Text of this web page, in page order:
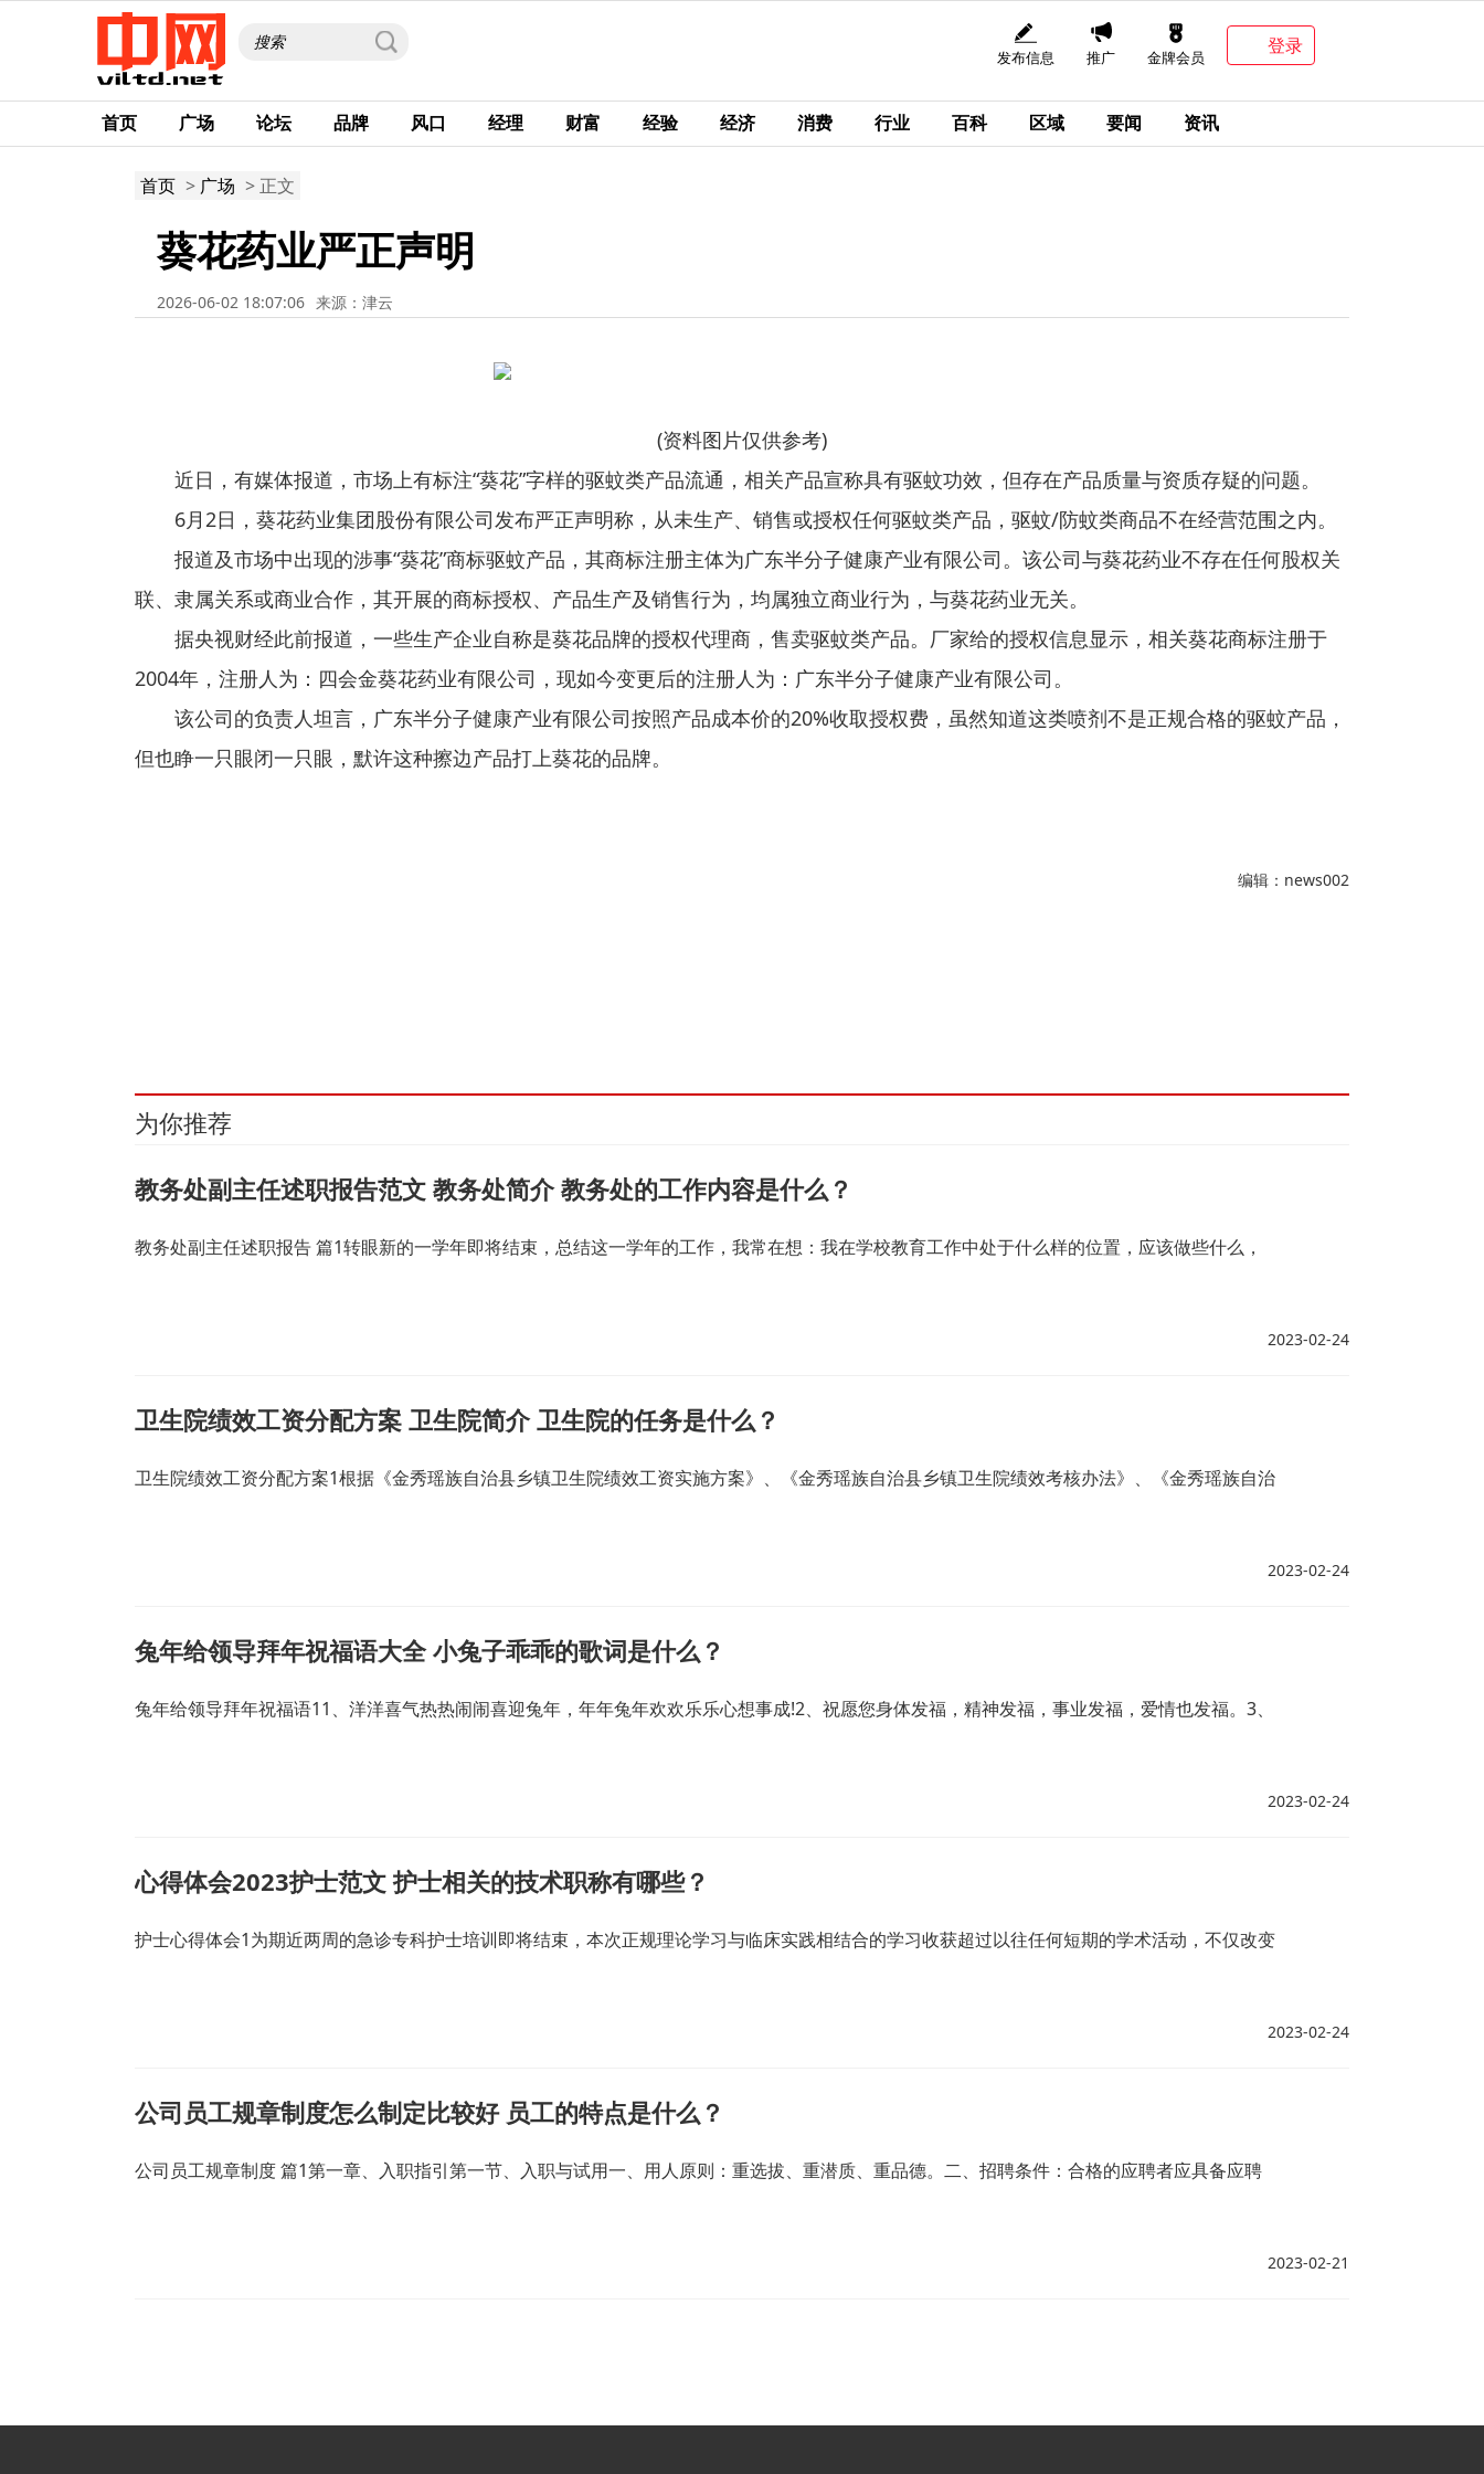
发布信息 推广 金牌会员
登录
首页 广场 论坛 品牌 风口 经理 财富 经验 经济 消费 行业 百科 区域 要闻 资讯
首页 > 广场 > 正文
葵花药业严正声明
2026-06-02 18:07:06 来源：津云
(资料图片仅供参考)
近日，有媒体报道，市场上有标注“葵花”字样的驱蚊类产品流通，相关产品宣称具有驱蚊功效，但存在产品质量与资质存疑的问题。
6月2日，葵花药业集团股份有限公司发布严正声明称，从未生产、销售或授权任何驱蚊类产品，驱蚊/防蚊类商品不在经营范围之内。
报道及市场中出现的涉事“葵花”商标驱蚊产品，其商标注册主体为广东半分子健康产业有限公司。该公司与葵花药业不存在任何股权关
联、隶属关系或商业合作，其开展的商标授权、产品生产及销售行为，均属独立商业行为，与葵花药业无关。
据央视财经此前报道，一些生产企业自称是葵花品牌的授权代理商，售卖驱蚊类产品。厂家给的授权信息显示，相关葵花商标注册于
2004年，注册人为：四会金葵花药业有限公司，现如今变更后的注册人为：广东半分子健康产业有限公司。
该公司的负责人坦言，广东半分子健康产业有限公司按照产品成本价的20%收取授权费，虽然知道这类喷剂不是正规合格的驱蚊产品，
但也睁一只眼闭一只眼，默许这种擦边产品打上葵花的品牌。
编辑：news002
为你推荐
教务处副主任述职报告范文 教务处简介 教务处的工作内容是什么？
教务处副主任述职报告 篇1转眼新的一学年即将结束，总结这一学年的工作，我常在想：我在学校教育工作中处于什么样的位置，应该做些什么，
2023-02-24
卫生院绩效工资分配方案 卫生院简介 卫生院的任务是什么？
卫生院绩效工资分配方案1根据《金秀瑶族自治县乡镇卫生院绩效工资实施方案》、《金秀瑶族自治县乡镇卫生院绩效考核办法》、《金秀瑶族自治
2023-02-24
兔年给领导拜年祝福语大全 小兔子乖乖的歌词是什么？
兔年给领导拜年祝福语11、洋洋喜气热热闹闹喜迎兔年，年年兔年欢欢乐乐心想事成!2、祝愿您身体发福，精神发福，事业发福，爱情也发福。3、
2023-02-24
心得体会2023护士范文 护士相关的技术职称有哪些？
护士心得体会1为期近两周的急诊专科护士培训即将结束，本次正规理论学习与临床实践相结合的学习收获超过以往任何短期的学术活动，不仅改变
2023-02-24
公司员工规章制度怎么制定比较好 员工的特点是什么？
公司员工规章制度 篇1第一章、入职指引第一节、入职与试用一、用人原则：重选拔、重潜质、重品德。二、招聘条件：合格的应聘者应具备应聘
2023-02-21